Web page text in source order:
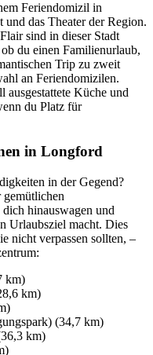
Feriendomizil in
das Theater der Region.
sind in dieser Stadt
du einen Familienurlaub,
Trip zu zweit
an Feriendomizilen.
Küche und
du Platz für
in Longford
in der Gegend?
hinauswagen und
Urlaubsziel macht. Dies
nicht verpassen sollten, –
km)
km)
(34,7 km)
km)